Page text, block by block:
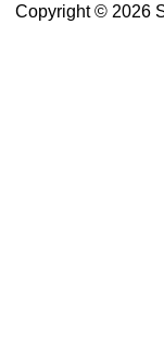
Copyright © 2026